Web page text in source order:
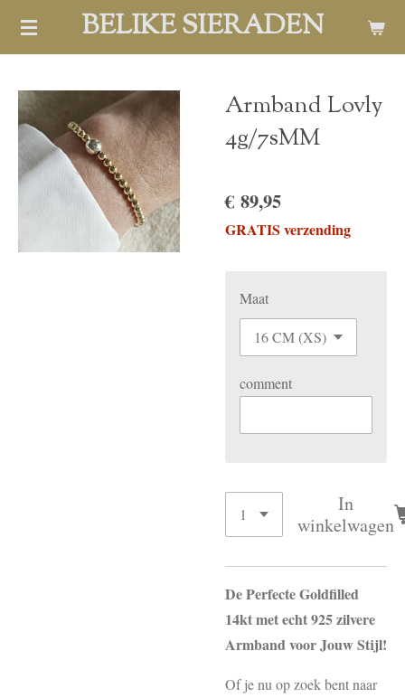
Ga
de
hoofdinhoud
BELIKE SIERADEN
Armband Lovly
4g/7sMM
€ 89,95
GRATIS verzending
Maat
comment
In
winkelwagen
De Perfecte Goldfilled
14kt met echt 925 zilvere
Armband voor Jouw Stijl!
Of je nu op zoek bent naar